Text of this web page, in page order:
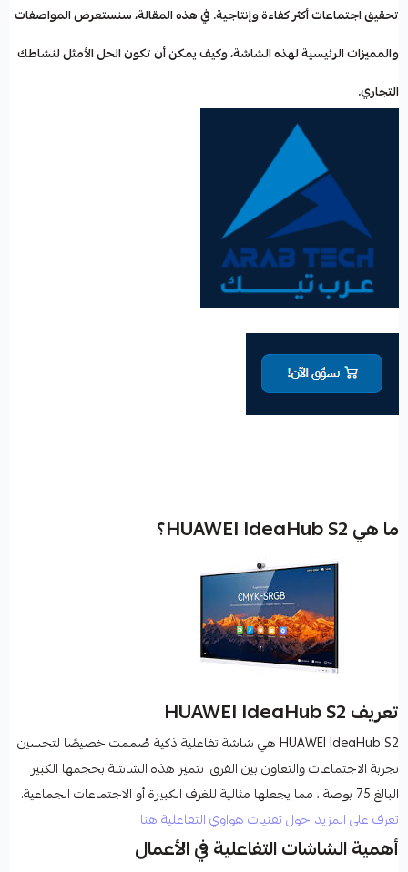
تحقيق اجتماعات أكثر كفاءة وإنتاجية. في هذه المقالة، سنستعرض المواصفات
والمميزات الرئيسية لهذه الشاشة، وكيف يمكن أن تكون الحل الأمثل لنشاطك
التجاري.
ما هي HUAWEI IdeaHub S2؟
تعريف HUAWEI IdeaHub S2
HUAWEI IdeaHub S2هي شاشة تفاعلية ذكية صُممت خصيصًا لتحسين
تجربة الاجتماعات والتعاون بين الفرق. تتميز هذه الشاشة بحجمها الكبير
البالغ75 بوصة
، مما يجعلها مثالية للغرف الكبيرة أو الاجتماعات الجماعية.
تعرف على المزيد حول تقنيات هواوي التفاعلية هنا
أهمية الشاشات التفاعلية في الأعمال